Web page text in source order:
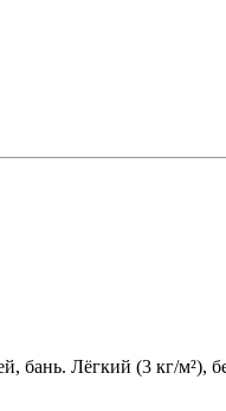
бань. Лёгкий (3 кг/